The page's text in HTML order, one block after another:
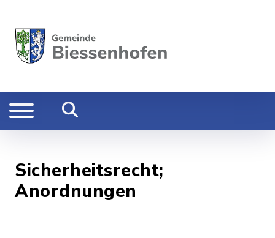
Sicherheitsrecht;
Anordnungen